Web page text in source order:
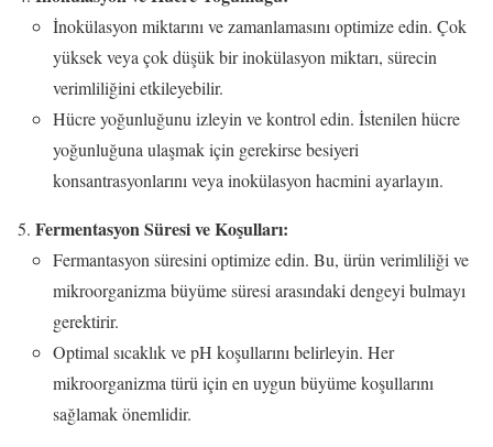
İnokülasyon miktarını ve zamanlamasını optimize edin. Çok
yüksek veya çok düşük bir inokülasyon miktarı, sürecin
verimliliğini etkileyebilir.
Hücre yoğunluğunu izleyin ve kontrol edin. İstenilen hücre
yoğunluğuna ulaşmak için gerekirse besiyeri
konsantrasyonlarını veya inokülasyon hacmini ayarlayın.
Fermentasyon Süresi ve Koşulları:
Fermantasyon süresini optimize edin. Bu, ürün verimliliği ve
mikroorganizma büyüme süresi arasındaki dengeyi bulmayı
gerektirir.
Optimal sıcaklık ve pH koşullarını belirleyin. Her
mikroorganizma türü için en uygun büyüme koşullarını
sağlamak önemlidir.